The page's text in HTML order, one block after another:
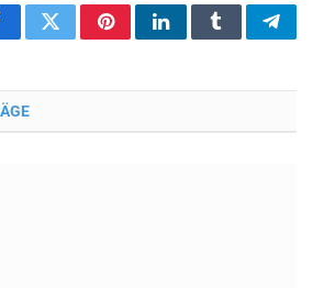
TwitterPinterestLinkedInTumblr